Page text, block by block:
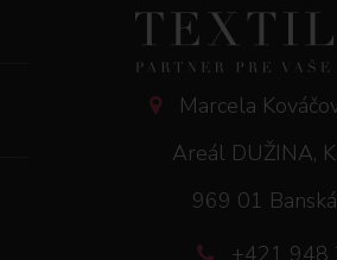
Marcela
Areál DUŽINA,
969 01
+421 948